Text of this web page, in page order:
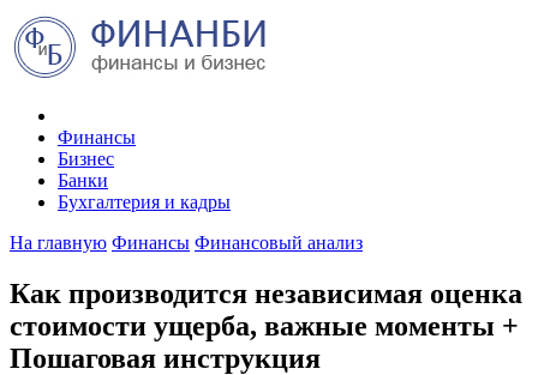
Финансы
Бизнес
Банки
Бухгалтерия и кадры
На главную Финансы Финансовый анализ
Как производится независимая оценка
стоимости ущерба, важные моменты +
Пошаговая инструкция